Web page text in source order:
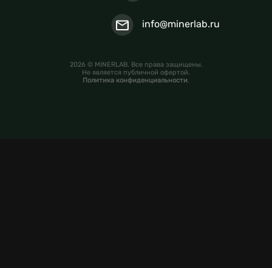
info@minerlab.ru
2026 © MINERLAB. Все права защищены.
Не является публичной офертой.
Политика конфиденциальности.